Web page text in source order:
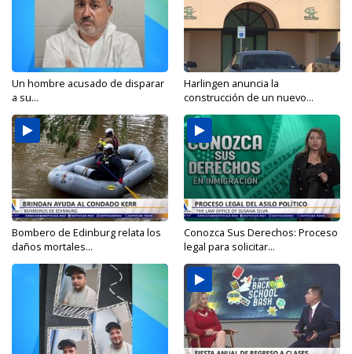
Un hombre acusado de disparar
a su...
Harlingen anuncia la
construcción de un nuevo...
Bombero de Edinburg relata los
daños mortales...
Conozca Sus Derechos: Proceso
legal para solicitar...